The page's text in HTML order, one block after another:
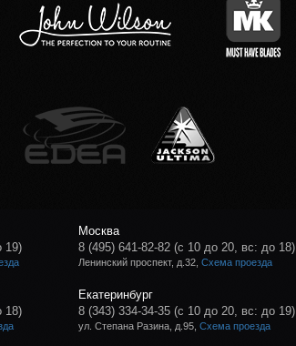
19)
Москва
8 (495) 641-82-82 (с 10 до 20, вс: до 18)
Ленинский проспект, д.32,Схема проезда
18)
Екатеринбург
8 (343) 334-34-35 (с 10 до 20, вс: до 19)
ул. Степана Разина, д.95,Схема проезда